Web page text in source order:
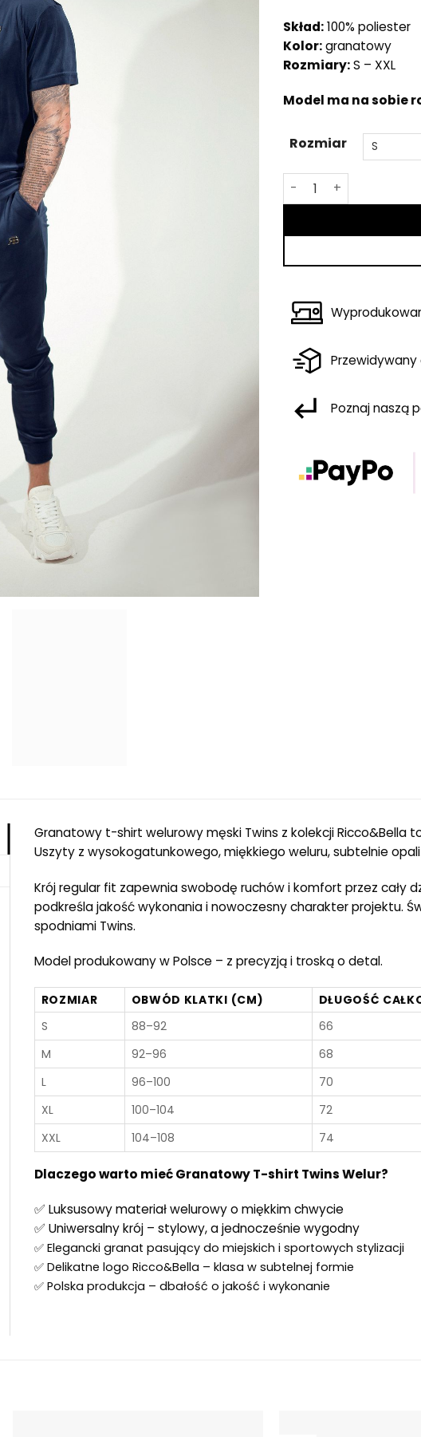
Skład:100% poliester
Kolor:granatowy
Rozmiary:S – XXL
Model ma na sobie
Rozmiar
ilość Granatowy t-
Poznaj naszą
Granatowy t-shirt welurowy męski Twins z kolekcji
Uszyty z wysokogatunkowego, miękkiego weluru, subtelnie
Krój regular fit zapewnia swobodę ruchów i komfort przez cały
podkreśla jakość wykonania i nowoczesny charakter projektu.
spodniami Twins.
Model produkowany w Polsce – z precyzją i troską o detal.
ROZMIAR OBWÓD KLATKI (CM) DŁUGOŚĆ
S
88–92 66
M
92–96 68
L
96–100 70
XL
100–104 72
XXL
104–108 74
Dlaczego warto mieć Granatowy T-shirt Twins Welur?
✅ Luksusowy materiał welurowy o miękkim chwycie
✅ Uniwersalny krój – stylowy, a jednocześnie wygodny
✅ Elegancki granat pasujący do miejskich i sportowych stylizacji
✅ Delikatne logo Ricco&Bella – klasa w subtelnej formie
✅ Polska produkcja – dbałość o jakość i wykonanie